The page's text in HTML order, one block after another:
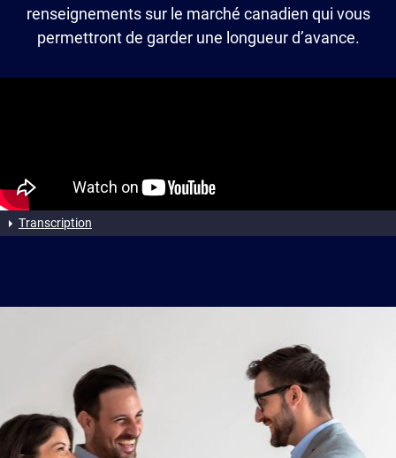
renseignements sur le marché canadien qui vous
permettront de garder une longueur d’avance.
Transcription